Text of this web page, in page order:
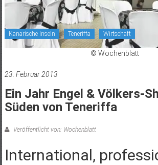
Kanarische Inseln Teneriffa Wirtschaft
© Wochenblatt
23. Februar 2013
Ein Jahr Engel & Völkers-
Süden von Teneriffa
Veröffentlicht von: Wochenblatt
International,